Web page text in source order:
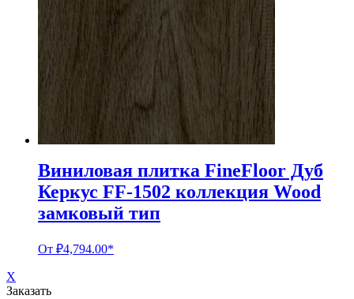
Виниловая плитка FineFloor Дуб
Керкус FF-1502 коллекция Wood
замковый тип
От ₽4,794.00*
X
Заказать